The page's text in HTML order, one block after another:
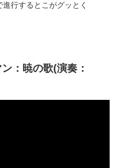
行するとこがグッとく
：暁の歌(演奏：